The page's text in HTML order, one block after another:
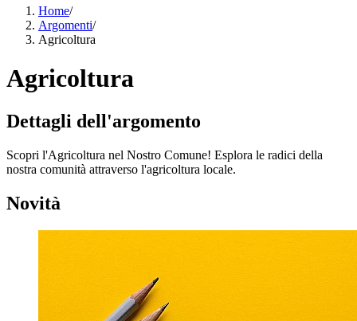
Home/
Argomenti/
Agricoltura
Agricoltura
Dettagli dell'argomento
Scopri l'Agricoltura nel Nostro Comune! Esplora le radici della
nostra comunità attraverso l'agricoltura locale.
Novità